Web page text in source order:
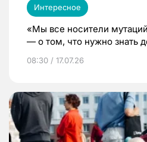
Интересное
«Мы все носители
— о том, что нужно знать
08:30 / 17.07.26